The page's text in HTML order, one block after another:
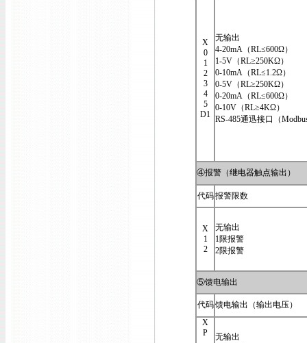
X
0
1
2
3
4
5
D1
无输出
4-20mA（RL≤600Ω）
1-5V（RL≥250KΩ）
0-10mA（RL≤1.2Ω）
0-5V（RL≥250KΩ）
0-20mA（RL≤600Ω）
0-10V（RL≥4KΩ）
RS-485通迅接口（
④报警（继电器触点输出）
代码报警限数
X
1
2
无输出
1限报警
2限报警
⑤馈电输出
代码馈电输出（输出电压）
X
P
无输出